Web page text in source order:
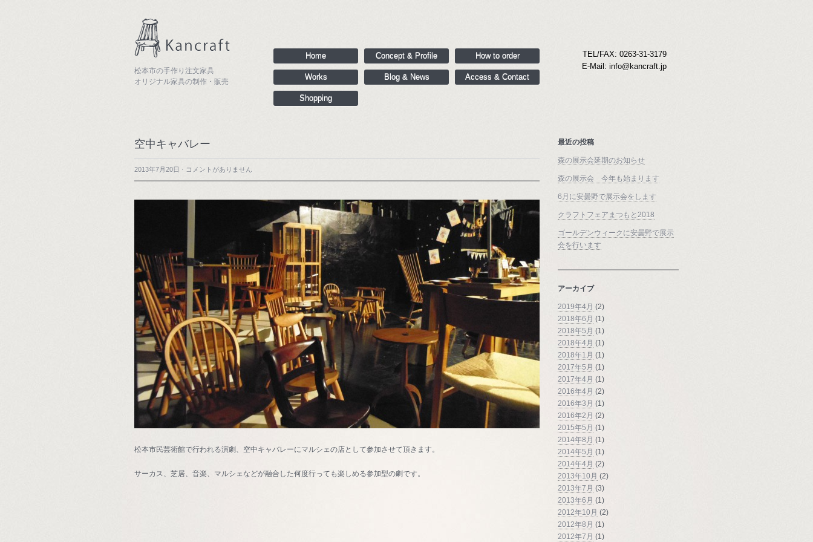
松本市の手作り注文家具
オリジナル家具の制作・販売
Home Concept & Profile How to order
Works Blog & News Access & Contact
Shopping
TEL/FAX: 0263-31-3179
E-Mail: info@kancraft.jp
空中キャバレー
2013年7月20日 · コメントがありません
松本市民芸術館で行われる演劇、空中キャバレーにマルシェの店として参加させて頂きます。
サーカス、芝居、音楽、マルシェなどが融合した何度行っても楽しめる参加型の劇です。
最近の投稿
森の展示会延期のお知らせ
森の展示会 今年も始まります
6月に安曇野で展示会をします
クラフトフェアまつもと2018
ゴールデンウィークに安曇野で展示
会を行います
アーカイブ
2019年4月 (2)
2018年6月 (1)
2018年5月 (1)
2018年4月 (1)
2018年1月 (1)
2017年5月 (1)
2017年4月 (1)
2016年4月 (2)
2016年3月 (1)
2016年2月 (2)
2015年5月 (1)
2014年8月 (1)
2014年5月 (1)
2014年4月 (2)
2013年10月 (2)
2013年7月 (3)
2013年6月 (1)
2012年10月 (2)
2012年8月 (1)
2012年7月 (1)